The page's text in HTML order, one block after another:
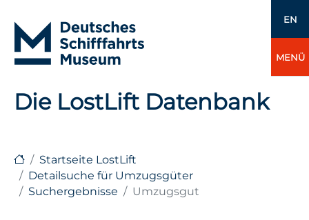
EN
MENÜ
Die LostLift Datenbank
Startseite LostLift
Detailsuche für Umzugsgüter
Suchergebnisse
Umzugsgut